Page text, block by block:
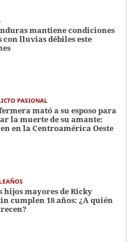
mantiene condiciones
con lluvias débiles este
PASIONAL
mató a su esposo para
la muerte de su amante:
en la Centroamérica Oeste
hijos mayores de Ricky
cumplen 18 años: ¿A quién